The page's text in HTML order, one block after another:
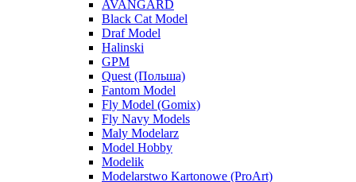
AVANGARD
Black Cat Model
Draf Model
Halinski
GPM
Quest (Польша)
Fantom Model
Fly Model (Gomix)
Fly Navy Models
Maly Modelarz
Model Hobby
Modelik
Modelarstwo Kartonowe (ProArt)